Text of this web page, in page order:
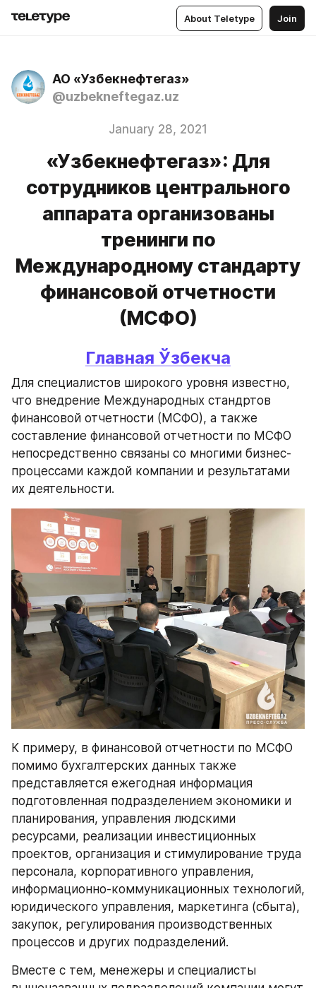
About Teletype Join
АО «Узбекнефтегаз»
@uzbekneftegaz.uz
January 28, 2021
«Узбекнефтегаз»: Для
сотрудников центрального
аппарата организованы
тренинги по
Международному стандарту
финансовой отчетности
(МСФО)
Главная Ўзбекча
Для специалистов широкого уровня известно,
что внедрение Международных стандртов
финансовой отчетности (МСФО), а также
составление финансовой отчетности по МСФО
непосредственно связаны со многими бизнес-
процессами каждой компании и результатами
их деятельности.
К примеру, в финансовой отчетности по МСФО
помимо бухгалтерских данных также
представляется ежегодная информация
подготовленная подразделением экономики и
планирования, управления людскими
ресурсами, реализации инвестиционных
проектов, организация и стимулирование труда
персонала, корпоративного управления,
информационно-коммуникационных технологий,
юридического управления, маркетинга (сбыта),
закупок, регулирования производственных
процессов и других подразделений.
Вместе с тем, менежеры и специалисты